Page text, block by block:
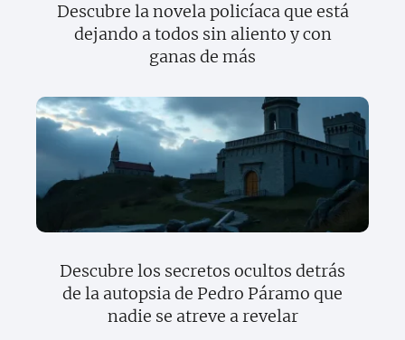
Descubre la novela policíaca que está
dejando a todos sin aliento y con
ganas de más
Descubre los secretos ocultos detrás
de la autopsia de Pedro Páramo que
nadie se atreve a revelar